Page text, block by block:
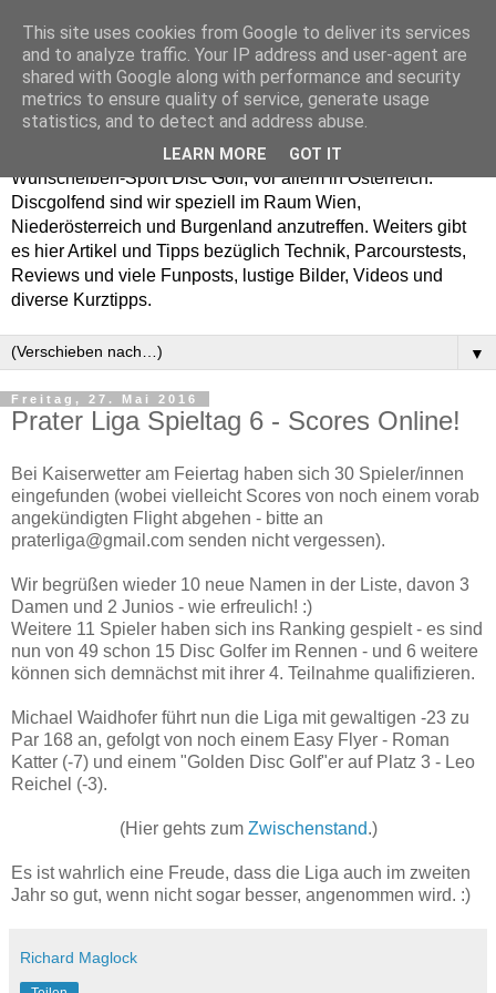
Enjoy Disc Golf and let
your Putterfly
Auf putterfly.at dreht sich alles um den Frisbee- bzw.
Wurfscheiben-Sport Disc Golf, vor allem in Österreich.
Discgolfend sind wir speziell im Raum Wien,
Niederösterreich und Burgenland anzutreffen. Weiters gibt
es hier Artikel und Tipps bezüglich Technik, Parcourstests,
Reviews und viele Funposts, lustige Bilder, Videos und
diverse Kurztipps.
▼
Freitag, 27. Mai 2016
Prater Liga Spieltag 6 - Scores Online!
Bei Kaiserwetter am Feiertag haben sich 30 Spieler/innen
eingefunden (wobei vielleicht Scores von noch einem vorab
angekündigten Flight abgehen - bitte an
praterliga@gmail.com senden nicht vergessen).
Wir begrüßen wieder 10 neue Namen in der Liste, davon 3
Damen und 2 Junios - wie erfreulich! :)
Weitere 11 Spieler haben sich ins Ranking gespielt - es sind
nun von 49 schon 15 Disc Golfer im Rennen - und 6 weitere
können sich demnächst mit ihrer 4. Teilnahme qualifizieren.
Michael Waidhofer führt nun die Liga mit gewaltigen -23 zu
Par 168 an, gefolgt von noch einem Easy Flyer - Roman
Katter (-7) und einem "Golden Disc Golf"er auf Platz 3 - Leo
Reichel (-3).
(Hier gehts zum Zwischenstand.)
Es ist wahrlich eine Freude, dass die Liga auch im zweiten
Jahr so gut, wenn nicht sogar besser, angenommen wird. :)
Richard Maglock
This site uses cookies from Google to deliver its services
and to analyze traffic. Your IP address and user-agent are
shared with Google along with performance and security
metrics to ensure quality of service, generate usage
statistics, and to detect and address abuse.
LEARN MORE GOT IT